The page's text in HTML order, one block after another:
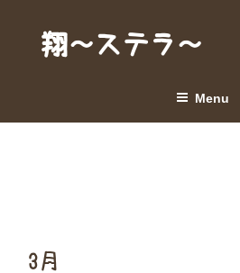
content翔～ステラ～
Menu
3月